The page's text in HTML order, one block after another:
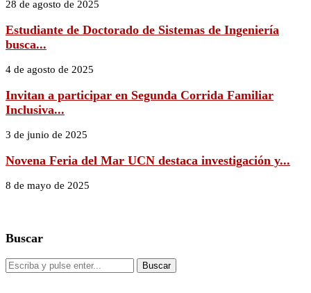
28 de agosto de 2025
Estudiante de Doctorado de Sistemas de Ingeniería
busca...
4 de agosto de 2025
Invitan a participar en Segunda Corrida Familiar
Inclusiva...
3 de junio de 2025
Novena Feria del Mar UCN destaca investigación y...
8 de mayo de 2025
Buscar